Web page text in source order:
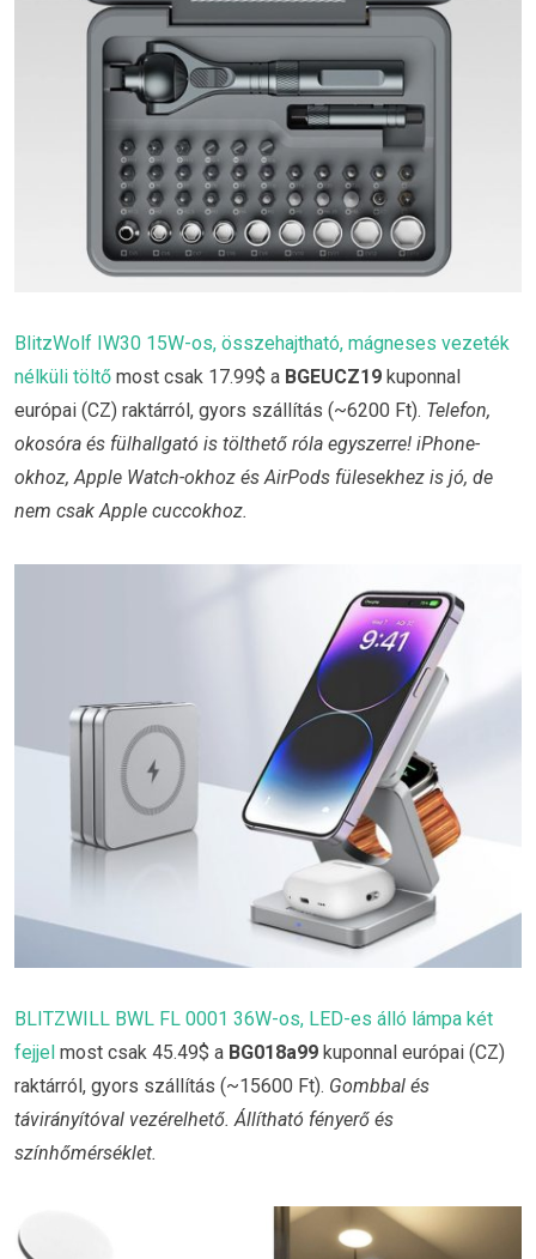
BlitzWolf IW30 15W-os, összehajtható, mágneses vezeték
nélküli töltő most csak 17.99$ a BGEUCZ19 kuponnal
európai (CZ) raktárról, gyors szállítás (~6200 Ft). Telefon,
okosóra és fülhallgató is tölthető róla egyszerre! iPhone-
okhoz, Apple Watch-okhoz és AirPods fülesekhez is jó, de
nem csak Apple cuccokhoz.
BLITZWILL BWL FL 0001 36W-os, LED-es álló lámpa két
fejjel most csak 45.49$ a BG018a99 kuponnal európai (CZ)
raktárról, gyors szállítás (~15600 Ft). Gombbal és
távirányítóval vezérelhető. Állítható fényerő és
színhőmérséklet.